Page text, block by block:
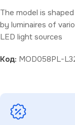
The model is
by luminaires of
LED light sources
Код: MOD058PL-